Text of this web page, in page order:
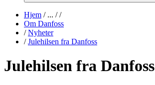
Hjem /... / /
Om Danfoss
/ Nyheter
/ Julehilsen fra Danfoss
Julehilsen fra Danfoss